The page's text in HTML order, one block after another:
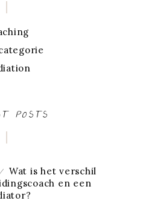
POSTS
Wat is het verschil
en een